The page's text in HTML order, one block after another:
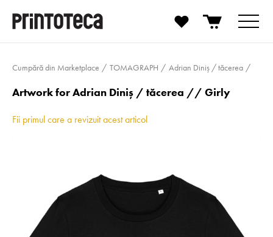
Cumpără din Marketplace TOMAGRAPH Adrian Diniș / tăcerea
Artwork for Adrian Diniș / tăcerea // Girly
Fii primul care a revizuit acest articol